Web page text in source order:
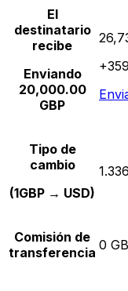
El
destinatario
recibe
Enviando
20,000.00
GBP
Tipo de
cambio
(1GBP → USD)
Comisión de
transferencia 0